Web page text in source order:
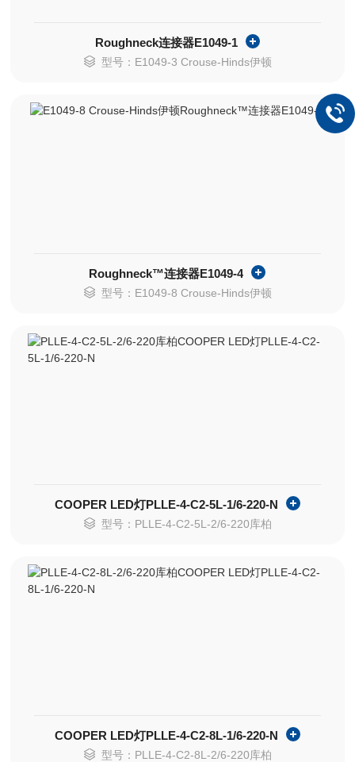
Roughneck连接器E1049-1
型号：E1049-3 Crouse-Hinds伊顿
Roughneck™连接器E1049-4
型号：E1049-8 Crouse-Hinds伊顿
COOPER LED灯PLLE-4-C2-5L-1/6-220-N
型号：PLLE-4-C2-5L-2/6-220库柏
COOPER LED灯PLLE-4-C2-8L-1/6-220-N
型号：PLLE-4-C2-8L-2/6-220库柏